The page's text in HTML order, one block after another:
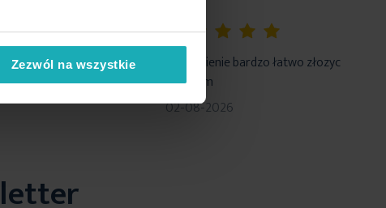
Zezwól na wszystkie
sprawnie
100%
Zamówienie bardzo łatwo złozyc
.polecam
02-08-2026